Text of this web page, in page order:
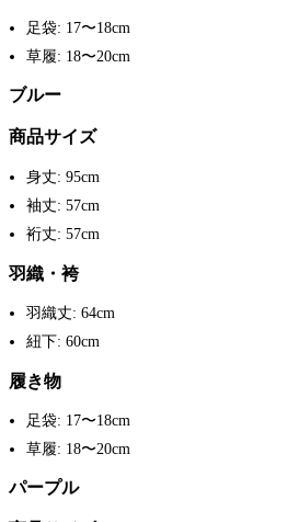
足袋: 17〜18cm
草履: 18〜20cm
ブルー
商品サイズ
身丈: 95cm
袖丈: 57cm
裄丈: 57cm
羽織・袴
羽織丈: 64cm
紐下: 60cm
履き物
足袋: 17〜18cm
草履: 18〜20cm
パープル